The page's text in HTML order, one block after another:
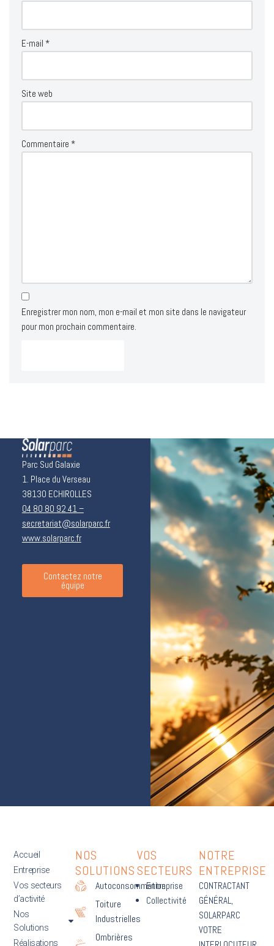
E-mail *
Site web
Commentaire *
Enregistrer mon nom, mon e-mail et mon site dans le navigateur
pour mon prochain commentaire.
Parc Sud Galaxie
1. Place du Verseau
38130 ECHIROLLES
04 80 80 92 41 –
secretariat@solarparc.fr
www.solarparc.fr
Contactez notre
équipe
Accueil
Entreprise
Vos secteurs
d’activité
Nos
Solutions
Réalisations
NOS
SOLUTIONS
Autoconsommation
Toiture
Industrielles
Ombrières
VOS
SECTEURS
Entreprise
Collectivité
NOTRE
ENTREPRISE
CONTRACTANT
GÉNÉRAL,
SOLARPARC
VOTRE